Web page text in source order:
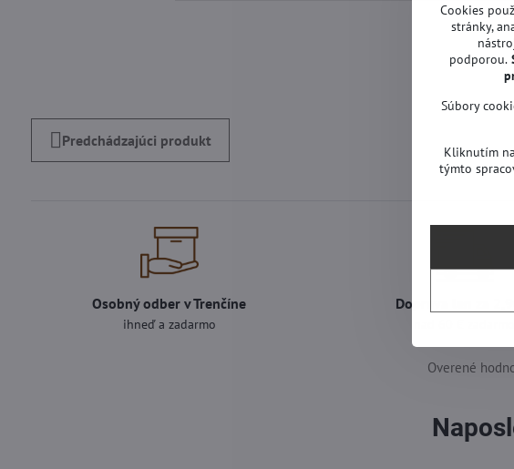
Predchádzajúci produkt
Osobný odber v Trenčíne
ihneď a zadarmo
Doprava len za
Overené
Cookies
stránky,
podporou.
Súbory
Kliknutím na „
týmto